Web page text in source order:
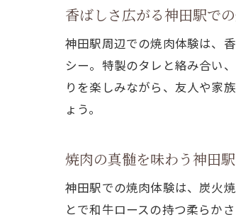
香ばしさ広がる神田駅で
神田駅周辺での焼肉体験は、
シー。特製のタレと絡み合い
りを楽しみながら、友人や家
ょう。
焼肉の真髄を味わう神田
神田駅での焼肉体験は、炭火
とで和牛ロースの持つ柔らか